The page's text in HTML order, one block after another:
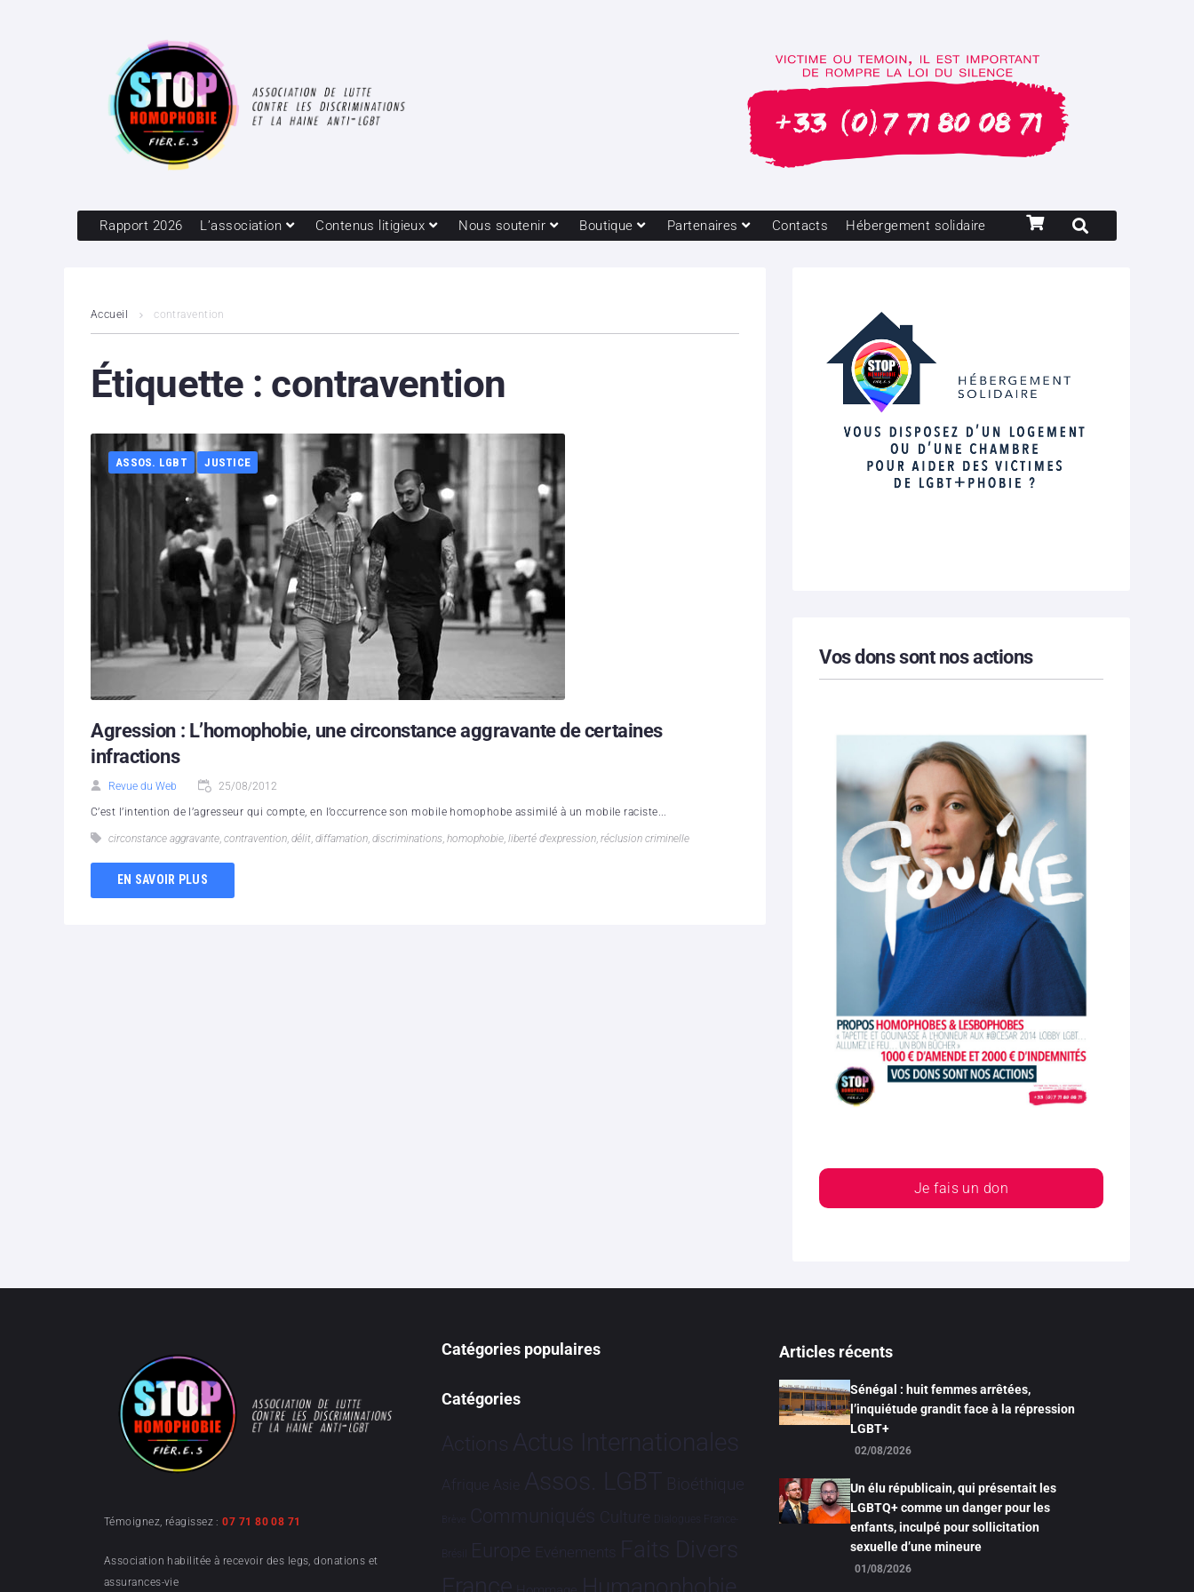
Rapport 2026 L’association Contenus litigieux Nous soutenir Boutique Partenaires Contacts Hébergement solidaire
Accueil contravention
Étiquette : contravention
ASSOS. LGBT JUSTICE
Agression : L’homophobie, une circonstance aggravante de certaines
infractions
Revue du Web 25/08/2012
C’est l’intention de l’agresseur qui compte, en l’occurrence son mobile homophobe assimilé à un mobile raciste...
circonstance aggravante, contravention, délit, diffamation, discriminations, homophobie, liberté d'expression, réclusion criminelle
EN SAVOIR PLUS
Vos dons sont nos actions
Je fais un don
Témoignez, réagissez :07 71 80 08 71
Association habilitée à recevoir des legs, donations et
assurances-vie
Catégories populaires
Catégories
Actions Actus Internationales
Afrique Asie Assos. LGBT Bioéthique
Brève Communiqués Culture Dialogues France-
Brésil Europe Evénements Faits Divers
Humanophobie
Articles récents
Sénégal : huit femmes arrêtées,
l’inquiétude grandit face à la répression
LGBT+
02/08/2026
Un élu républicain, qui présentait les
LGBTQ+ comme un danger pour les
enfants, inculpé pour sollicitation
sexuelle d’une mineure
01/08/2026